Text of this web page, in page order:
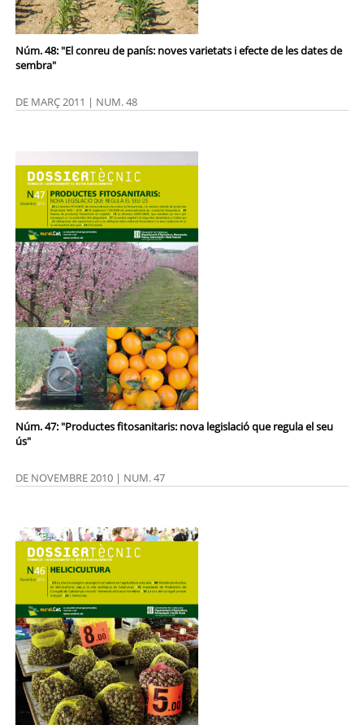
Núm. 48: "El conreu de panís: noves varietats i efecte de les dates de
sembra"
DE MARÇ 2011 | NUM. 48
Núm. 47: "Productes fitosanitaris: nova legislació que regula el seu
ús"
DE NOVEMBRE 2010 | NUM. 47